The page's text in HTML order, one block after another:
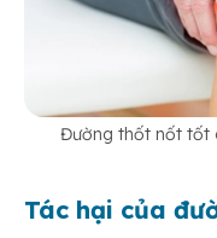
Đường thốt nốt tốt
Tác hại của